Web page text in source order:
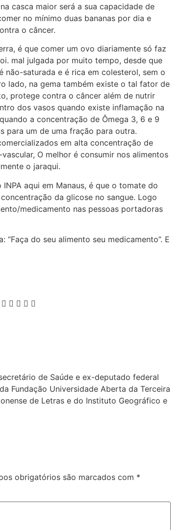
casca maior será a sua capacidade de
no mínimo duas bananas por dia e
o câncer.
é que comer um ovo diariamente só faz
mal julgada por muito tempo, desde que
não-saturada e é rica em colesterol, sem o
lado, na gema também existe o tal fator de
protege contra o câncer além de nutrir
dos vasos quando existe inflamação na
a concentração de Ômega 3, 6 e 9
para um de uma fração para outra.
em alta concentração de
O melhor é consumir nos alimentos
o jaraqui.
aqui em Manaus, é que o tomate do
da glicose no sangue. Logo
medicamento nas pessoas portadoras
do seu alimento seu medicamento”. E
de Saúde e ex-deputado federal
Fundação Universidade Aberta da Terceira
de Letras e do Instituto Geográfico e
obrigatórios são marcados com *